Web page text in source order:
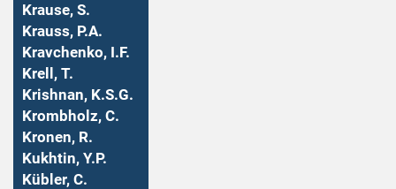
Krause, S.
Krauss, P.A.
Kravchenko, I.F.
Krell, T.
Krishnan, K.S.G.
Krombholz, C.
Kronen, R.
Kukhtin, Y.P.
Kübler, C.